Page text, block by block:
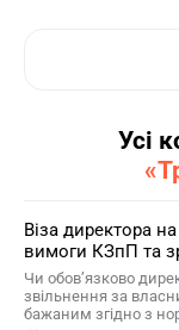
Усі
Віза директора
вимоги КЗпП та
Чи обов’язково
звільнення за
бажаним згідно з